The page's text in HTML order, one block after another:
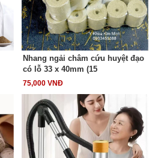
Nhang ngải châm cứu huyệt đạo
có lỗ 33 x 40mm (15
75,000 VNĐ